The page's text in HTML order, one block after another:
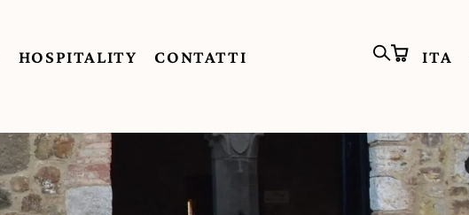
HOSPITALITY CONTATTI ITA